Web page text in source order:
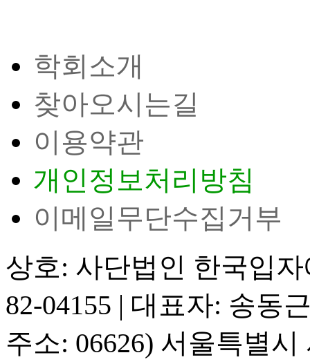
학회소개
찾아오시는길
이용약관
개인정보처리방침
이메일무단수집거부
상호: 사단법인 한국입
82-04155 | 대표자: 송동
주소: 06626) 서울특별